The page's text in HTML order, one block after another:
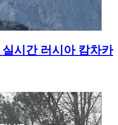
시간 러시아 캄차카